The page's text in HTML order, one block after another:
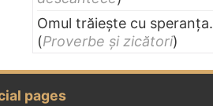
Omul trăieşte cu speranţa.
(Proverbe și zicători)
pages